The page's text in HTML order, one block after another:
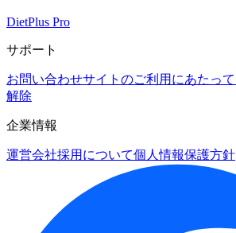
DietPlus Pro
サポート
お問い合わせサイトのご利用にあたって
解除
企業情報
運営会社採用について個人情報保護方針